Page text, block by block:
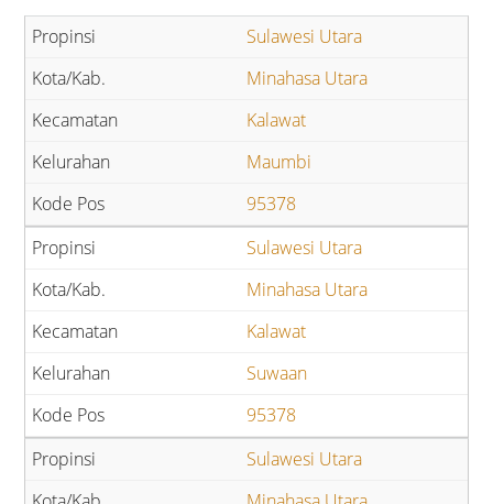
Sulawesi Utara
Minahasa Utara
Kalawat
Maumbi
95378
Sulawesi Utara
Minahasa Utara
Kalawat
Suwaan
95378
Sulawesi Utara